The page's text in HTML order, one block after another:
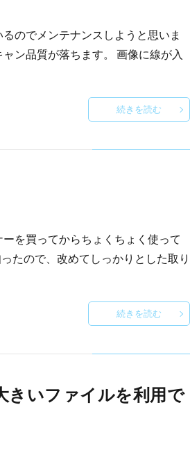
のでメンテナンスしようと思いま
ン品質が落ちます。 画像に線が入
続きを読む
を買ってからちょくちょく使って
たので、改めてしっかりとした取り
続きを読む
いファイルを利用で